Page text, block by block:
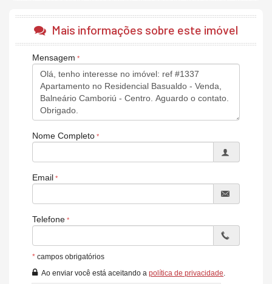
Móveis Planejados
Área de Serviço
Sacada / Varanda
Sacada com Churrasqueira
Sala para 2 Ambientes
Lavabo
Banheiro Social
Características do Empreendimento
Elevador
Mais informações sobre este imóvel
Mensagem
Nome Completo
Email
Telefone
* campos obrigatórios
Ao enviar você está aceitando a política de privacidade